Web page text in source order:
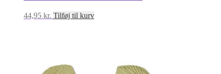
44,95 kr. Tilføj til kurv